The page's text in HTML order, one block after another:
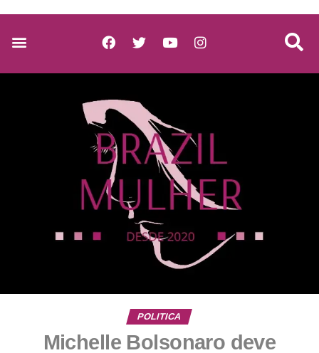
POLITICA
Michelle Bolsonaro deve